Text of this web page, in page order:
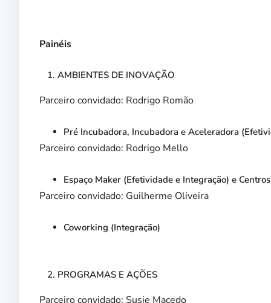
Painéis
AMBIENTES DE INOVAÇÃO
Parceiro convidado: Rodrigo Romão
Pré Incubadora, Incubadora e Aceleradora
Parceiro convidado: Rodrigo Mello
Espaço Maker (Efetividade e Integração) e
Parceiro convidado: Guilherme Oliveira
Coworking (Integração)
PROGRAMAS E AÇÕES
Parceiro convidado: Susie Macedo